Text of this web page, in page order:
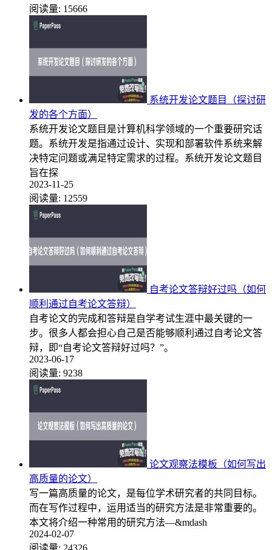
阅读量: 15666
系统开发论文题目（探讨研
发的各个方面）
系统开发论文题目是计算机科学领域的一个重要研究话
题。系统开发是指通过设计、实现和部署软件系统来解
决特定问题或满足特定需求的过程。系统开发论文题目
旨在探
2023-11-25
阅读量: 12559
自考论文答辩好过吗（如何
顺利通过自考论文答辩）
自考论文的完成和答辩是自学考试生涯中最关键的一
步。很多人都会担心自己是否能够顺利通过自考论文答
辩，即“自考论文答辩好过吗？”。
2023-06-17
阅读量: 9238
论文观察法模板（如何写出
高质量的论文）
写一篇高质量的论文，是每位学术研究者的共同目标。
而在写作过程中，运用适当的研究方法是非常重要的。
本文将介绍一种常用的研究方法—&mdash
2024-02-07
阅读量: 24326